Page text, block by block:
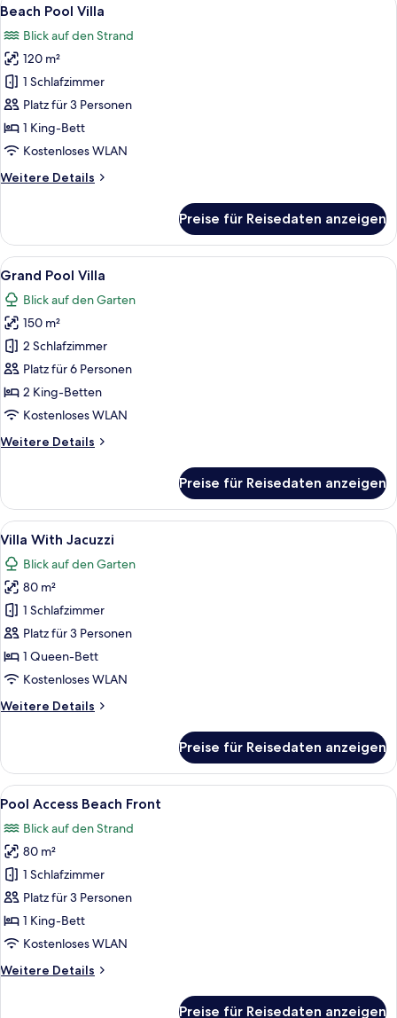
Fotos
für
Beach
Pool
Villa
anzeigen
8
Beach Pool Villa
Blick auf den Strand
120 m²
1 Schlafzimmer
Platz für 3 Personen
1 King-Bett
Kostenloses WLAN
Weitere Details
Weitere
Pool
Villa
Preise für Reisedaten anzeigen
Alle
Fotos
für
Grand
Pool
Villa
anzeigen
Ein Hotelzimmer mit einem großen
8
Grand Pool Villa
Blick auf den Garten
150 m²
2 Schlafzimmer
Platz für 6 Personen
2 King-Betten
Kostenloses WLAN
Weitere Details
Weitere
Pool
Villa
Preise für Reisedaten anzeigen
Alle
Fotos
für
Villa
With
Jacuzzi
anzeigen
Ein großes Bett mit weißen Laken
5
Villa With Jacuzzi
Blick auf den Garten
80 m²
1 Schlafzimmer
Platz für 3 Personen
1 Queen-Bett
Kostenloses WLAN
Weitere Details
Weitere
With
Jacuzzi
Preise für Reisedaten anzeigen
Alle
Fotos
für
Pool
Access
Beach
Front
anzeigen
Ein Hotelzimmer mit einem großen
5
Pool Access Beach Front
Blick auf den Strand
80 m²
1 Schlafzimmer
Platz für 3 Personen
1 King-Bett
Kostenloses WLAN
Weitere Details
Weitere
Preise für Reisedaten anzeigen